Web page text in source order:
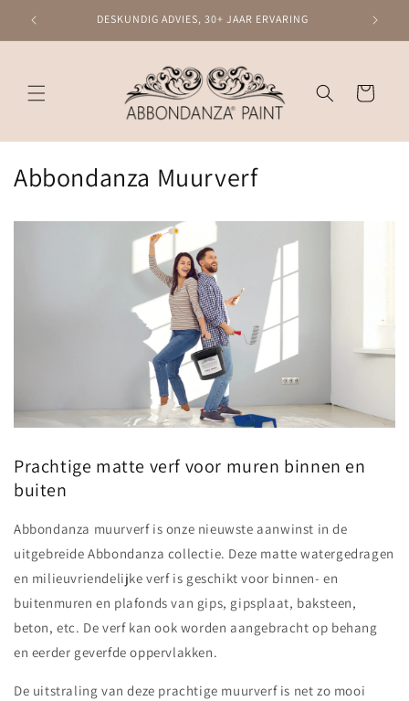
naar de
DESKUNDIG ADVIES, 30+ JAAR ERVARING
Winkelwagen
Abbondanza Muurverf
Prachtige matte verf voor muren binnen en
buiten
Abbondanza muurverf is onze nieuwste aanwinst in de
uitgebreide Abbondanza collectie. Deze matte watergedragen
en milieuvriendelijke verf is geschikt voor binnen- en
buitenmuren en plafonds van gips, gipsplaat, baksteen,
beton, etc. De verf kan ook worden aangebracht op behang
en eerder geverfde oppervlakken.
De uitstraling van deze prachtige muurverf is net zo mooi